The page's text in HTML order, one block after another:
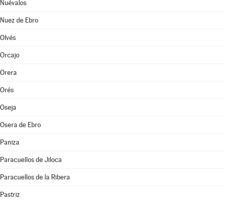
Nuévalos
Nuez de Ebro
Olvés
Orcajo
Orera
Orés
Oseja
Osera de Ebro
Paniza
Paracuellos de Jiloca
Paracuellos de la Ribera
Pastriz